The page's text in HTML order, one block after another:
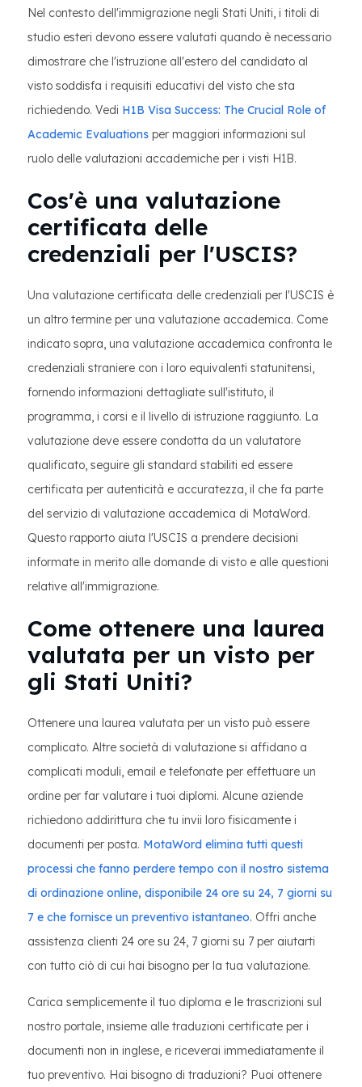
Nel contesto dell'immigrazione negli Stati Uniti, i titoli di
studio esteri devono essere valutati quando è necessario
dimostrare che l'istruzione all'estero del candidato al
visto soddisfa i requisiti educativi del visto che sta
richiedendo. Vedi H1B Visa Success: The Crucial Role of
Academic Evaluations per maggiori informazioni sul
ruolo delle valutazioni accademiche per i visti H1B.
Cos'è una valutazione
certificata delle
credenziali per l'USCIS?
Una valutazione certificata delle credenziali per l'USCIS è
un altro termine per una valutazione accademica. Come
indicato sopra, una valutazione accademica confronta le
credenziali straniere con i loro equivalenti statunitensi,
fornendo informazioni dettagliate sull'istituto, il
programma, i corsi e il livello di istruzione raggiunto. La
valutazione deve essere condotta da un valutatore
qualificato, seguire gli standard stabiliti ed essere
certificata per autenticità e accuratezza, il che fa parte
del servizio di valutazione accademica di MotaWord.
Questo rapporto aiuta l'USCIS a prendere decisioni
informate in merito alle domande di visto e alle questioni
relative all'immigrazione.
Come ottenere una laurea
valutata per un visto per
gli Stati Uniti?
Ottenere una laurea valutata per un visto può essere
complicato. Altre società di valutazione si affidano a
complicati moduli, email e telefonate per effettuare un
ordine per far valutare i tuoi diplomi. Alcune aziende
richiedono addirittura che tu invii loro fisicamente i
documenti per posta. MotaWord elimina tutti questi
processi che fanno perdere tempo con il nostro sistema
di ordinazione online, disponibile 24 ore su 24, 7 giorni su
7 e che fornisce un preventivo istantaneo. Offri anche
assistenza clienti 24 ore su 24, 7 giorni su 7 per aiutarti
con tutto ciò di cui hai bisogno per la tua valutazione.
Carica semplicemente il tuo diploma e le trascrizioni sul
nostro portale, insieme alle traduzioni certificate per i
documenti non in inglese, e riceverai immediatamente il
tuo preventivo. Hai bisogno di traduzioni? Puoi ottenere